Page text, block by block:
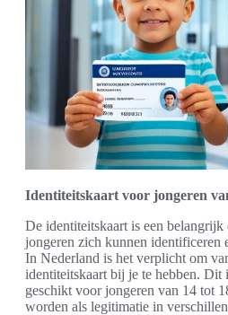
Identiteitskaart voor jongeren
De identiteitskaart is een belangrijk
jongeren zich kunnen identificeren
In Nederland is het verplicht om
identiteitskaart bij je te hebben. Dit
geschikt voor jongeren van 14 tot
worden als legitimatie in